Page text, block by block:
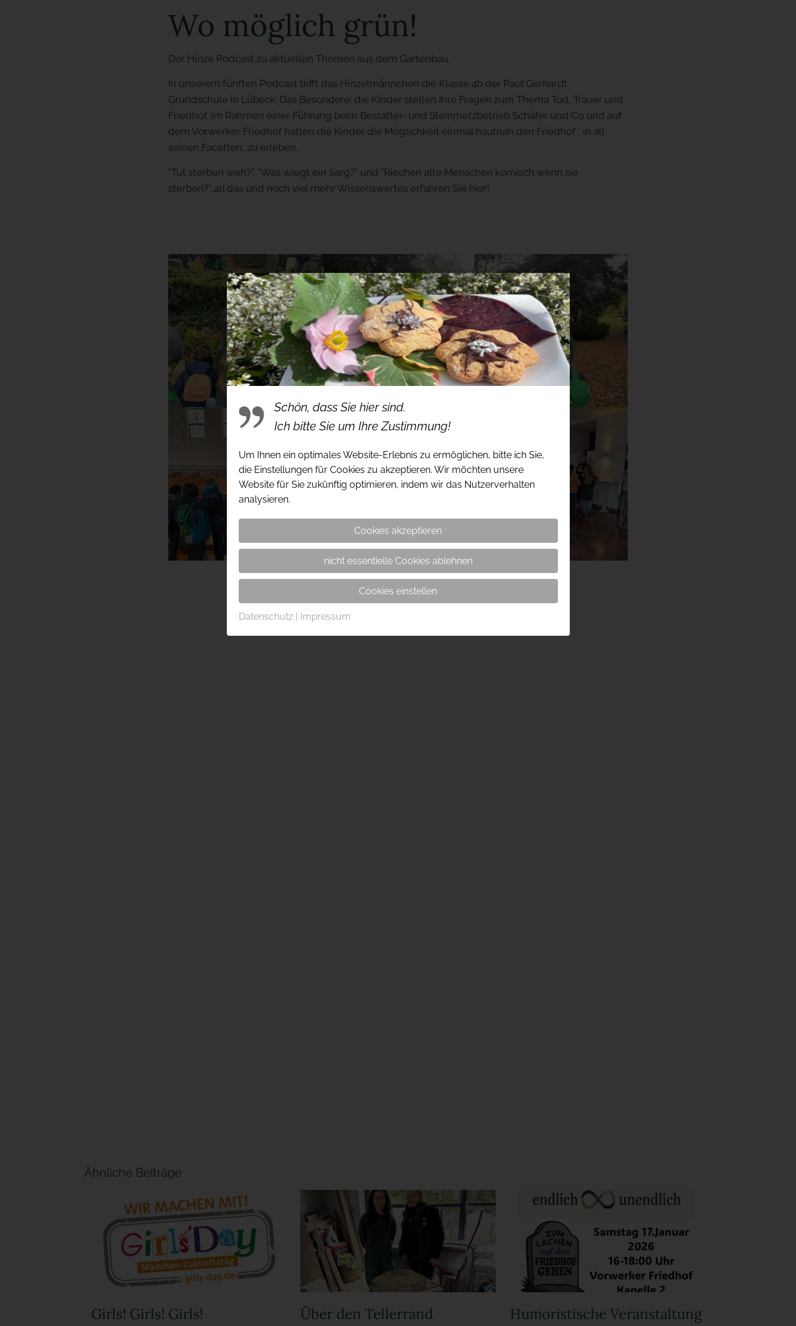
Wo möglich grün!
Der Hinze Podcast zu aktuellen Themen aus dem Gartenbau.
In unserem fünften Podcast trifft das Hinzelmännchen die Klasse 4b der Paul Gerhardt
Grundschule in Lübeck. Das Besondere: die Kinder stellen Ihre Fragen zum Thema Tod, Trauer und
Friedhof. Im Rahmen einer Führung beim Bestatter- und Steinmetzbetrieb Schäfer und Co und auf
dem Vorwerker Friedhof hatten die Kinder die Möglichkeit einmal hautnah den Friedhof , in all
seinen Facetten, zu erleben.
"Tut sterben weh?", "Was wiegt ein Sarg?" und "Riechen alte Menschen komisch wenn sie
sterben?"..all das und noch viel mehr Wissenswertes erfahren Sie hier!
Ähnliche Beiträge
Girls! Girls! Girls! Über den Tellerrand Humoristische Veranstaltung
Schön, dass Sie hier sind.
Ich bitte Sie um Ihre Zustimmung!
Um Ihnen ein optimales Website-Erlebnis zu ermöglichen, bitte ich Sie,
die Einstellungen für Cookies zu akzeptieren. Wir möchten unsere
Website für Sie zukünftig optimieren, indem wir das Nutzerverhalten
analysieren.
Cookies akzeptieren
nicht essentielle Cookies ablehnen
Cookies einstellen
Datenschutz| Impressum